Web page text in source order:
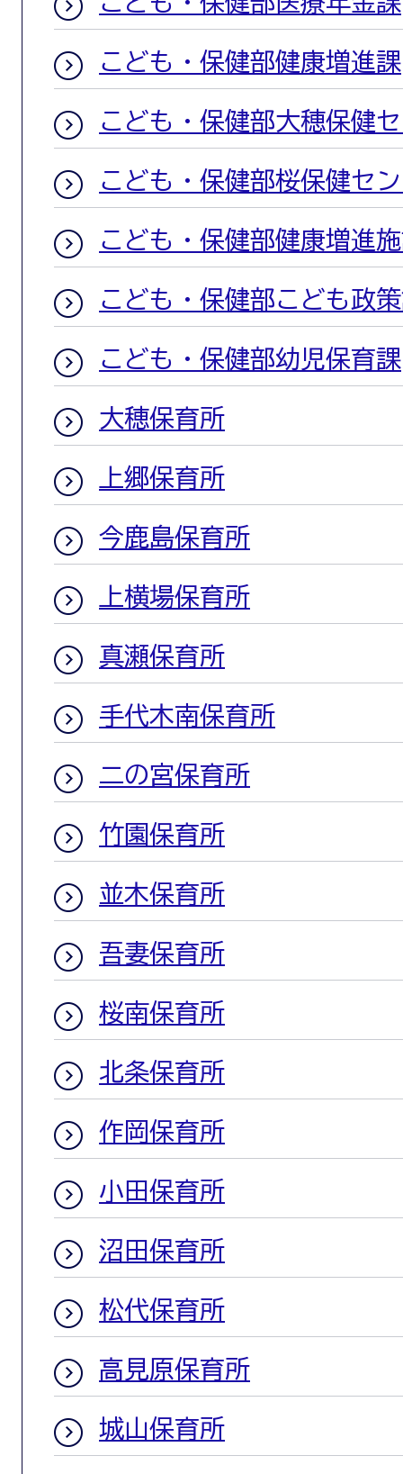
こども・保健部健康増進課
こども・保健部大穂保健
こども・保健部桜保健セ
こども・保健部健康増進
こども・保健部こども政
こども・保健部幼児保育課
大穂保育所
上郷保育所
今鹿島保育所
上横場保育所
真瀬保育所
手代木南保育所
二の宮保育所
竹園保育所
並木保育所
吾妻保育所
桜南保育所
北条保育所
作岡保育所
小田保育所
沼田保育所
松代保育所
高見原保育所
城山保育所